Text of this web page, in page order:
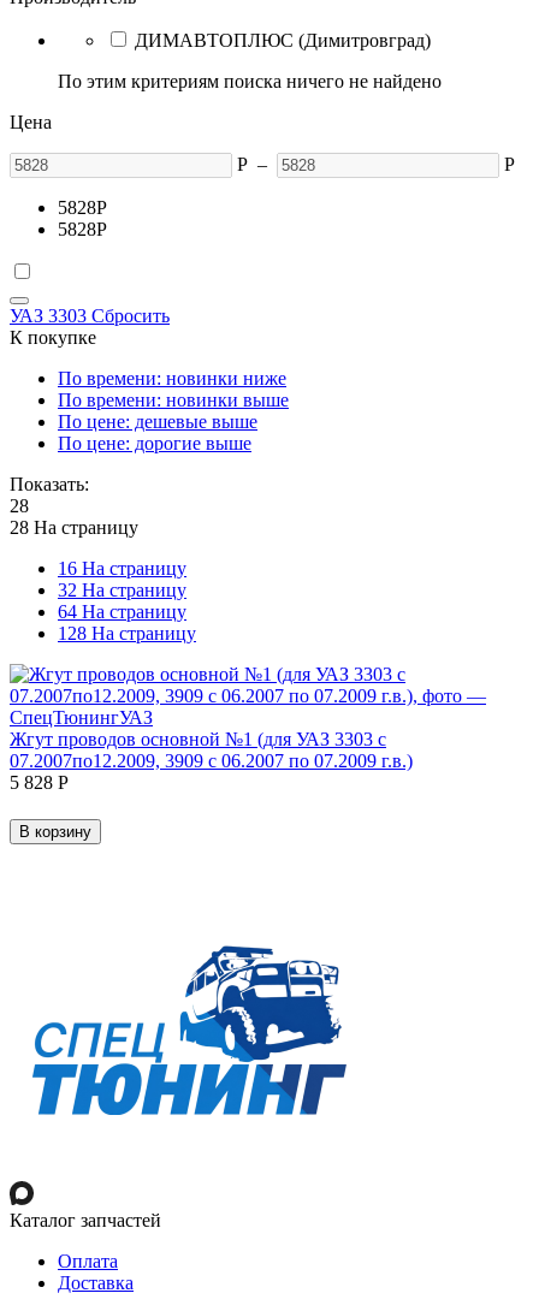
ДИМАВТОПЛЮС (Димитровград)
По этим критериям поиска ничего не найдено
Цена
Р – Р
5828Р
5828Р
УАЗ 3303 Сбросить
К покупке
По времени: новинки ниже
По времени: новинки выше
По цене: дешевые выше
По цене: дорогие выше
Показать:
28
28 На страницу
16 На страницу
32 На страницу
64 На страницу
128 На страницу
Жгут проводов основной №1 (для УАЗ 3303 с
07.2007по12.2009, 3909 с 06.2007 по 07.2009 г.в.)
5 828 Р
В корзину
Каталог запчастей
Оплата
Доставка